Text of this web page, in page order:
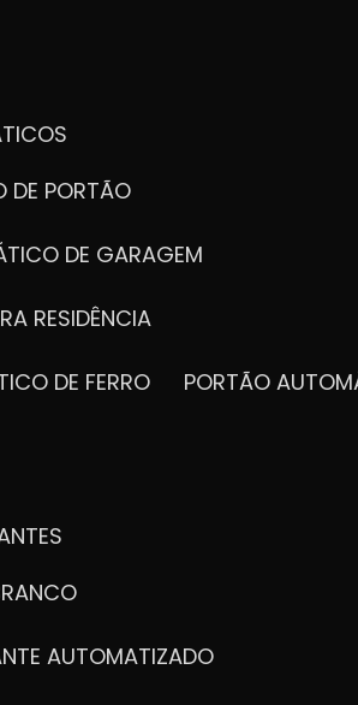
DE PORTÃO
DE GARAGEM
RESIDÊNCIA
DE FERRO PORTÃO
AUTOMATIZADO